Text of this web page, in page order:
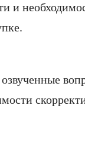
и